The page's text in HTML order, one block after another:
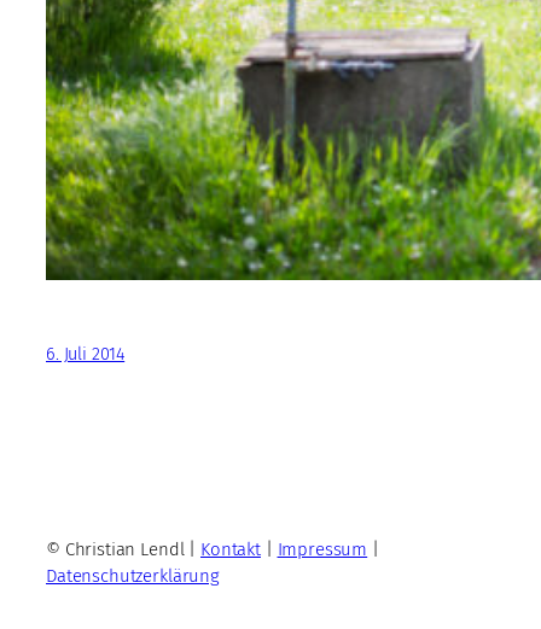
6. Juli 2014
© Christian Lendl | Kontakt| Impressum
Datenschutzerklärung